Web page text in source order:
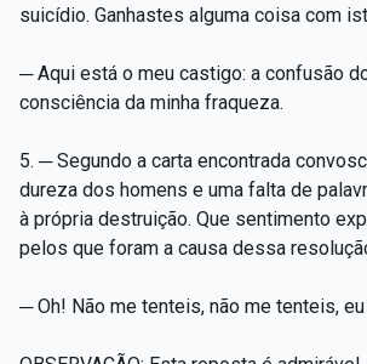
suicídio. Ganhastes alguma coisa com
─ Aqui está o meu castigo: a confusão
consciência da minha fraqueza.
5. ─ Segundo a carta encontrada
dureza dos homens e uma falta de
à própria destruição. Que sentimento
pelos que foram a causa dessa
─ Oh! Não me tenteis, não me tenteis,